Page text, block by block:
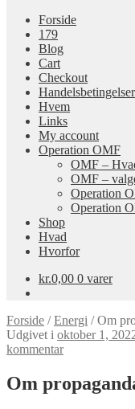
Forside
179
Blog
Cart
Checkout
Handelsbetingelser
Hvem
Links
My account
Operation OMF
OMF –
OMF –
Operation
Operation
Shop
Hvad
Hvorfor
kr.0,00 0 varer
Forside /Energi /Om
Udgivet i oktober 1,
kommentar
Om